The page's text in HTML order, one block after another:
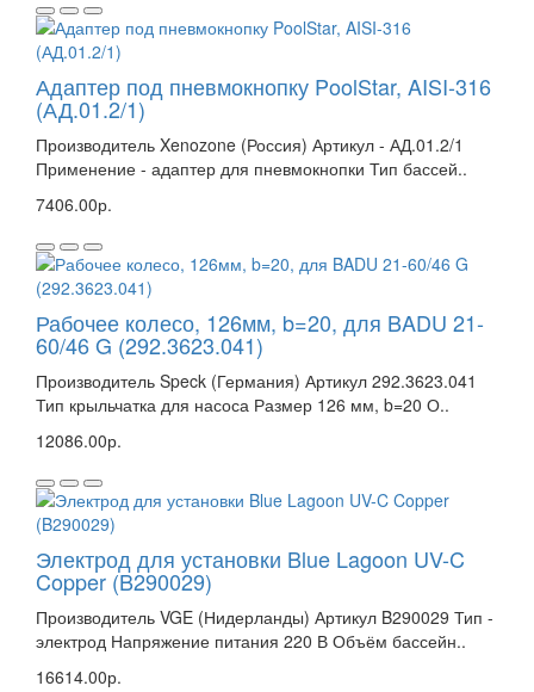
Адаптер под пневмокнопку PoolStar, AISI-316
(АД.01.2/1)
Производитель Xenozone (Россия) Артикул - АД.01.2/1
Применение - адаптер для пневмокнопки Тип бассей..
7406.00р.
Рабочее колесо, 126мм, b=20, для BADU 21-
60/46 G (292.3623.041)
Производитель Speck (Германия) Артикул 292.3623.041
Тип крыльчатка для насоса Размер 126 мм, b=20 О..
12086.00р.
Электрод для установки Blue Lagoon UV-C
Copper (B290029)
Производитель VGE (Нидерланды) Артикул B290029 Тип -
электрод Напряжение питания 220 В Объём бассейн..
16614.00р.